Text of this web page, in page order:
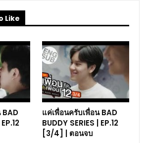
Like
BAD
แค่เพื่อนครับเพื่อน BAD
BUDDY SERIES | EP.12
[3/4] | ตอนจบ